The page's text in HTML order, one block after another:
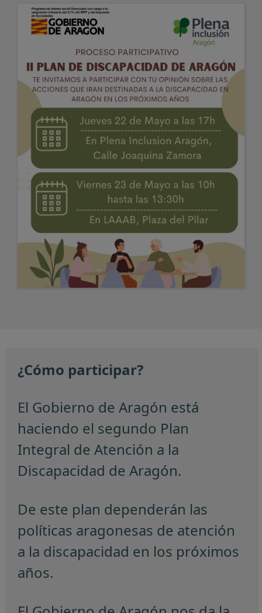
¿Cómo participar?
El Gobierno de Aragón está
haciendo el segundo Plan
Integral de Atención a la
Discapacidad de Aragón.
De este plan dependerán las
políticas aragonesas de atención
a la discapacidad en los próximos
años.